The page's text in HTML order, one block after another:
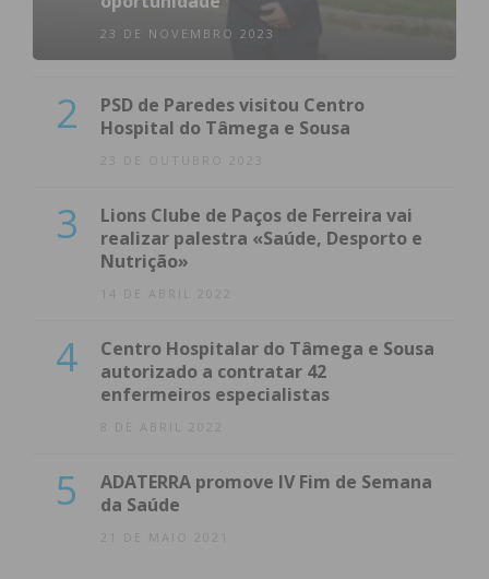
23 DE NOVEMBRO 2023
2
PSD de Paredes visitou Centro
Hospital do Tâmega e Sousa
23 DE OUTUBRO 2023
3
Lions Clube de Paços de Ferreira vai
realizar palestra «Saúde, Desporto e
Nutrição»
14 DE ABRIL 2022
4
Centro Hospitalar do Tâmega e Sousa
autorizado a contratar 42
enfermeiros especialistas
8 DE ABRIL 2022
5
ADATERRA promove IV Fim de Semana
da Saúde
21 DE MAIO 2021